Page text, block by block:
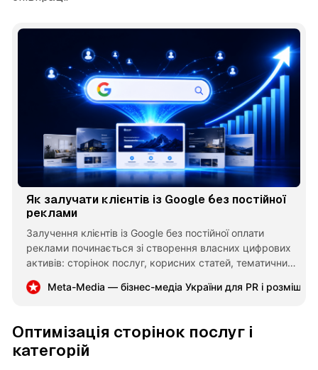
Як залучати клієнтів із Google без постійної
реклами
Залучення клієнтів із Google без постійної оплати
реклами починається зі створення власних цифрових
активів: сторінок послуг, корисних статей, тематичних
кластерів і локального профілю бізнесу. Такий підхід
поступово формує органічний трафік і зменшує
Meta-Media — бізнес-медіа України для PR і
Оптимізація сторінок послуг і
категорій